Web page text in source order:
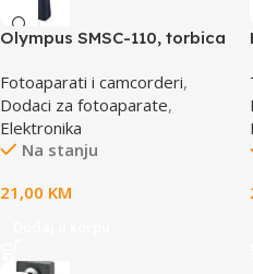
Olympus SMSC-110, torbica
case, E0412112
Fotoaparati i camcorderi,
Dodaci za fotoaparate,
Elektronika
Na stanju
21,00 KM